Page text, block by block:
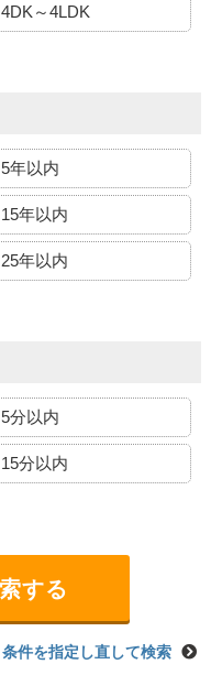
4DK～4LDK
5年以内
15年以内
25年以内
5分以内
15分以内
条件を指定し直して検索